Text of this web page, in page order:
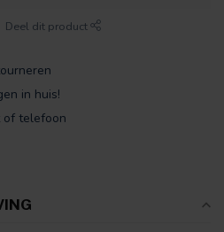
Deel dit product
in huis!
of telefoon